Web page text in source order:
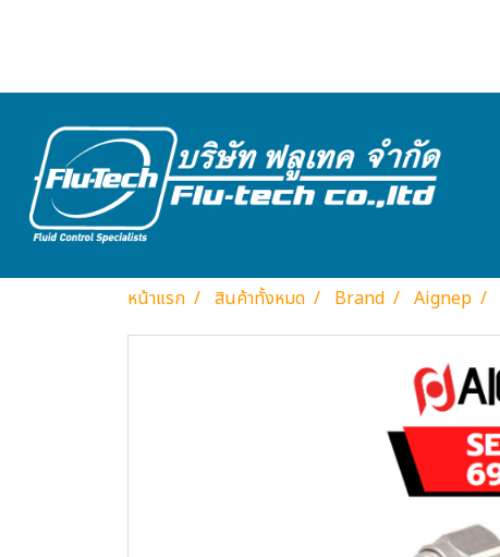
หน้าแรก สินค้าทั้งหมด Brand Aignep